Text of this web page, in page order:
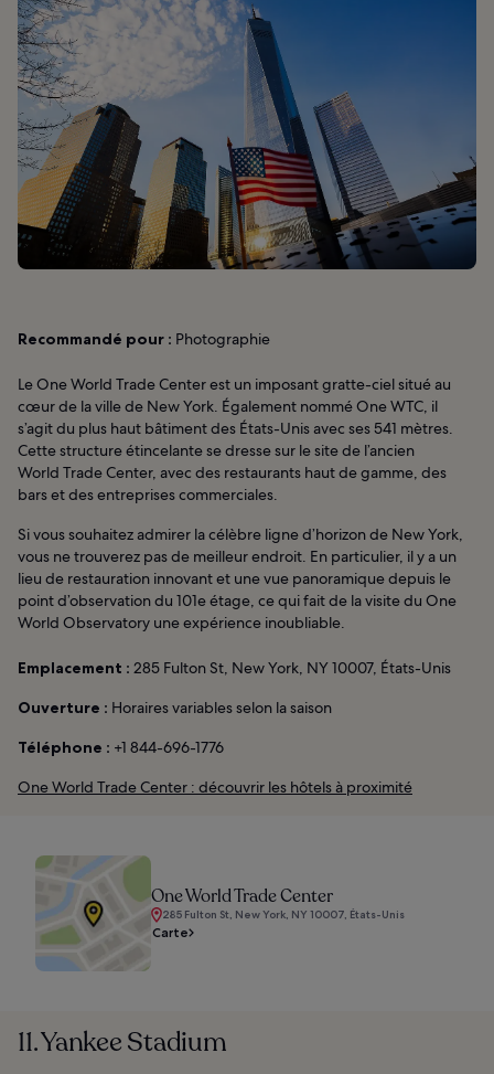
Recommandé pour : Photographie
Le One World Trade Center est un imposant gratte-ciel situé au
cœur de la ville de New York. Également nommé One WTC, il
s’agit du plus haut bâtiment des États-Unis avec ses 541 mètres.
Cette structure étincelante se dresse sur le site de l’ancien
World Trade Center, avec des restaurants haut de gamme, des
bars et des entreprises commerciales.
Si vous souhaitez admirer la célèbre ligne d’horizon de New York,
vous ne trouverez pas de meilleur endroit. En particulier, il y a un
lieu de restauration innovant et une vue panoramique depuis le
point d’observation du 101e étage, ce qui fait de la visite du One
World Observatory une expérience inoubliable.
Emplacement : 285 Fulton St, New York, NY 10007, États-Unis
Ouverture : Horaires variables selon la saison
Téléphone : +1 844-696-1776
One World Trade Center : découvrir les hôtels à proximité
One World Trade Center
285 Fulton St, New York, NY 10007, États-Unis
Carte
11. Yankee Stadium